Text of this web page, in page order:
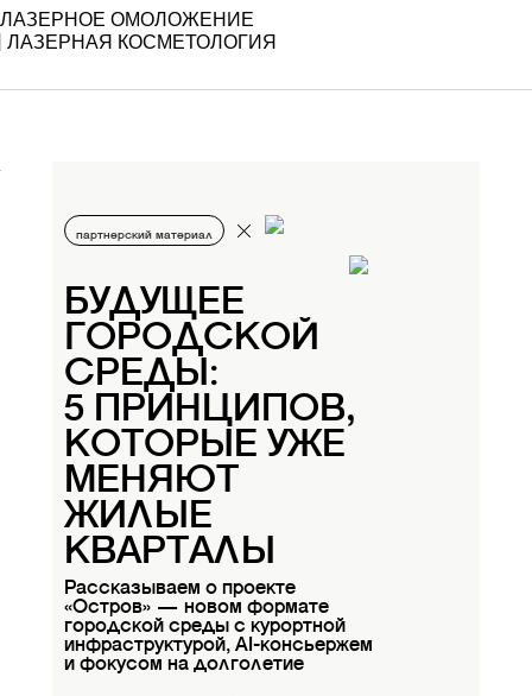
ЛАЗЕРНОЕ ОМОЛОЖЕНИЕ
ЛАЗЕРНАЯ КОСМЕТОЛОГИЯ
партнерский материал
БУДУЩЕЕ
ГОРОДСКОЙ
СРЕДЫ:
5 ПРИНЦИПОВ,
КОТОРЫЕ УЖЕ
МЕНЯЮТ
ЖИЛЫЕ
КВАРТАЛЫ
Рассказываем о проекте
«Остров» — новом формате
городской среды с курортной
инфраструктурой, AI-консьержем
и фокусом на долголетие